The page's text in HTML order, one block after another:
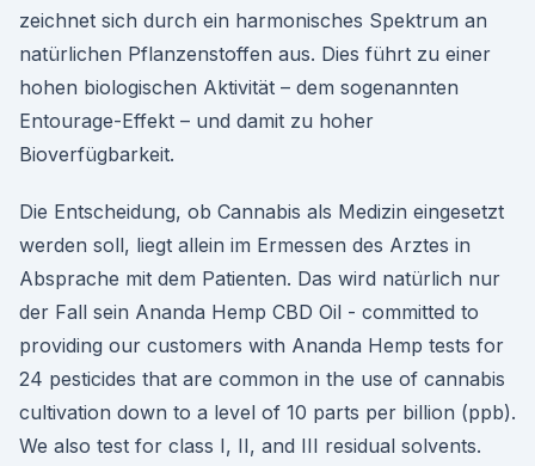
zeichnet sich durch ein harmonisches Spektrum an
natürlichen Pflanzenstoffen aus. Dies führt zu einer
hohen biologischen Aktivität – dem sogenannten
Entourage-Effekt – und damit zu hoher
Bioverfügbarkeit.
Die Entscheidung, ob Cannabis als Medizin eingesetzt
werden soll, liegt allein im Ermessen des Arztes in
Absprache mit dem Patienten. Das wird natürlich nur
der Fall sein Ananda Hemp CBD Oil - committed to
providing our customers with Ananda Hemp tests for
24 pesticides that are common in the use of cannabis
cultivation down to a level of 10 parts per billion (ppb).
We also test for class I, II, and III residual solvents.